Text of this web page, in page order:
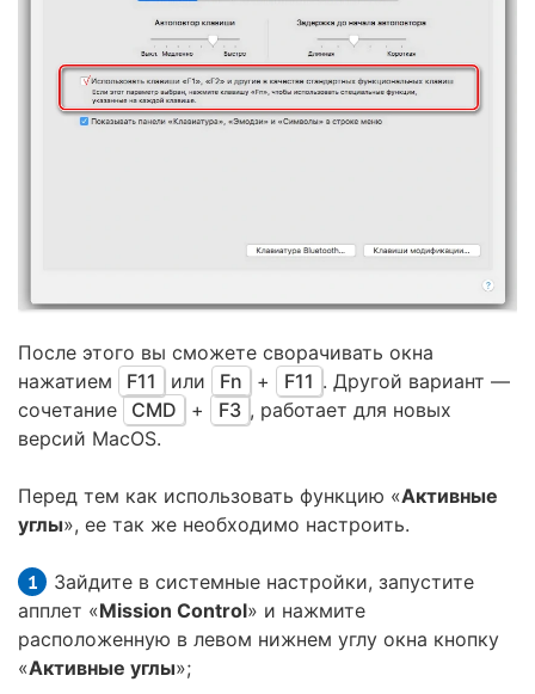
После этого вы сможете сворачивать окна
нажатием
F11 или Fn + F11 . Другой вариант —
сочетание
CMD + F3 , работает для новых
версий MacOS.
Перед тем как использовать функцию «Активные
углы», ее так же необходимо настроить.
Зайдите в системные настройки, запустите
апплет «Mission Control» и нажмите
расположенную в левом нижнем углу окна кнопку
«Активные углы»;